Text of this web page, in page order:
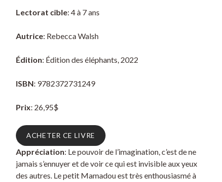
Lectorat cible: 4 à 7 ans
Autrice: Rebecca Walsh
Édition: Édition des éléphants, 2022
ISBN: 9782372731249
Prix: 26,95$
ACHETER CE LIVRE
Appréciation: Le pouvoir de l’imagination, c’est de ne
jamais s’ennuyer et de voir ce qui est invisible aux yeux
des autres. Le petit Mamadou est très enthousiasmé à